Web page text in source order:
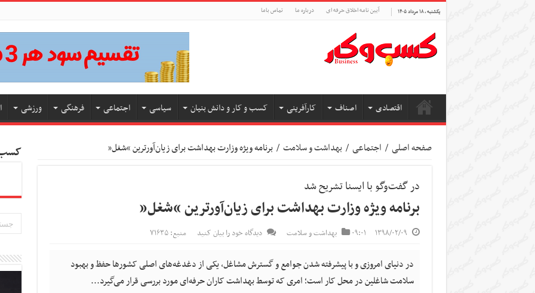
یکشنبه , ۱۸ مرداد ۱۴۰۵ آیین نامه اخلاق حرفه ای درباره ما تماس باما
اقتصادی اصناف کارآفرینی کسب و کار و دانش بنیان سیاسی اجتماعی فرهنگی ورزشی
صفحه اصلی / اجتماعی / بهداشت و سلامت / برنامه ویژه وزارت بهداشت برای زیان‌آورترین “شغل”
در گفت‌وگو با ایسنا تشریح شد
برنامه ویژه وزارت بهداشت برای زیان‌آورترین “شغل”
۱۳۹۸/۰۲/۰۹ ۰۹:۰۱ بهداشت و سلامت دیدگاه خود را بیان کنید منبع: ۷۱۶۳۵
در دنیای امروزی و با پیشرفته شدن جوامع و گسترش مشاغل، یکی از دغدغه‌های اصلی کشورها حفظ و بهبود
سلامت شاغلین در محل کار است؛ امری که توسط بهداشت کاران حرفه‌ای مورد بررسی قرار می‌گیرد...
کسب